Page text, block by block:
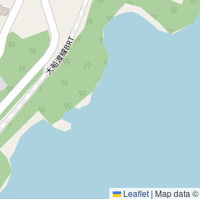
Leaflet | Map data ©